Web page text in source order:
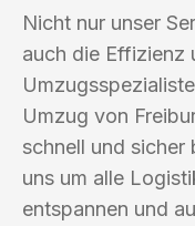
Nicht nur unser
auch die Effizienz
Umzug von
schnell und sicher
uns um alle
entspannen und